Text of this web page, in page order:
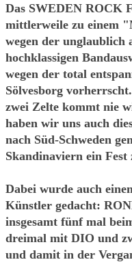
Das SWEDEN ROCK
mittlerweile zu einem
wegen der unglaublich
hochklassigen
wegen der total
Sölvesborg
zwei Zelte kommt nie
haben wir uns auch
nach Süd-Schweden
Skandinaviern ein Fest
Dabei wurde auch
Künstler gedacht:
insgesamt fünf mal
dreimal mit DIO und
und damit in der